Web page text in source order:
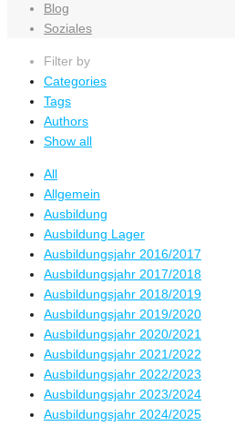
Blog
Soziales
Filter by
Categories
Tags
Authors
Show all
All
Allgemein
Ausbildung
Ausbildung Lager
Ausbildungsjahr 2016/2017
Ausbildungsjahr 2017/2018
Ausbildungsjahr 2018/2019
Ausbildungsjahr 2019/2020
Ausbildungsjahr 2020/2021
Ausbildungsjahr 2021/2022
Ausbildungsjahr 2022/2023
Ausbildungsjahr 2023/2024
Ausbildungsjahr 2024/2025